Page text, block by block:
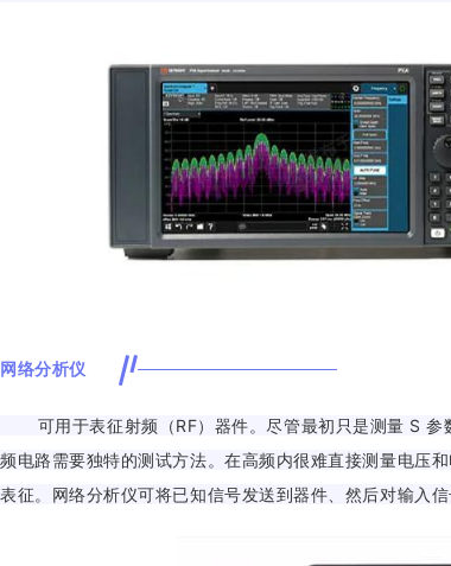
网络分析仪
可用于表征射频（RF）器件。尽管最初只是测量 S 参
频电路需要独特的测试方法。在高频内很难直接测量电压
表征。网络分析仪可将已知信号发送到器件、然后对输入